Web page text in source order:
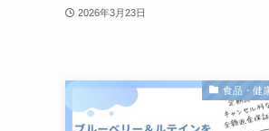
2026年3月23日
食品・健